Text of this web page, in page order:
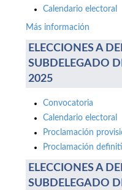
Calendario electoral
Más información
ELECCIONES A
SUBDELEGADO
2025
Convocatoria
Calendario electoral
Proclamación
Proclamación
ELECCIONES A
SUBDELEGADO